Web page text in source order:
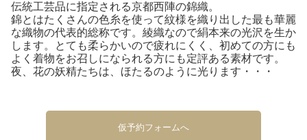
伝統工芸品に指定される京都西陣の錦織。
錦とはたくさんの色糸を使って紋様を織り出した最も華麗
な織物の代表的総称です。綾織なので絹本来の光沢を生か
します。とても柔らかいので疲れにくく、初めての方にも
よく着物をお召しになられる方にも定評ある素材です。
夜、花の妖精たちは、ほたるのように光ります・・・
仮予約フォームへ